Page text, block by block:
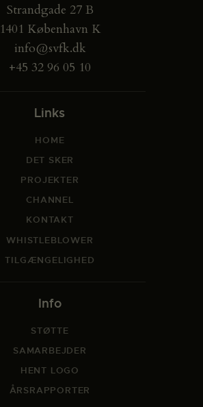
Strandgade 27 B
1401 København K
info@svfk.dk
+45 32 96 05 10
Links
HOME
DET SKER
PROJEKTER
CHANNEL
KONTAKT
WHISTLEBLOWER
TILGÆNGELIGHED
Info
STØTTE
SAMARBEJDER
HENT LOGO
ÅRSRAPPORTER